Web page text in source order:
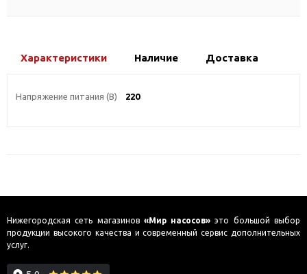
Характеристики Наличие Доставка
Напряжение питания (В) 220
Нижегородская сеть магазинов «Мир насосов» это большой выбор
продукции высокого качества и современный сервис дополнительных
услуг.